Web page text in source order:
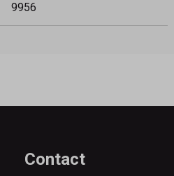
9956
Contact